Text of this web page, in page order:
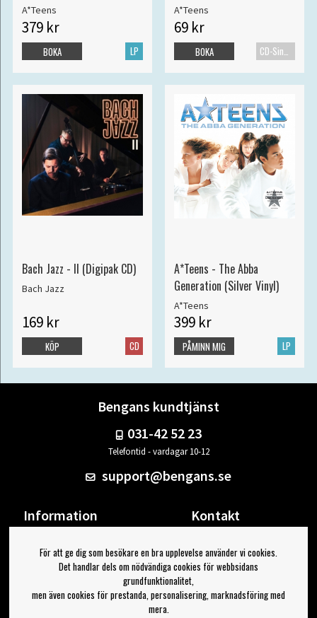
A*Teens
379 kr
LP
BOKA
A*Teens
69 kr
BOKA
Bach Jazz - II (Digipak CD)
Bach Jazz
169 kr
CD
KÖP
A*Teens - The Abba
Generation (Silver Vinyl)
A*Teens
399 kr
LP
PÅMINN MIG
Bengans kundtjänst
031-42 52 23
Telefontid - vardagar 10-12
support@bengans.se
Information
Om Bengans
FAQ / Köp- & Leveransvillkor
Kontakt
Din sida
Logga ut
Jag vill ha tips från Bengans
För att ge dig som besökare en bra upplevelse använder vi cookies.
Det handlar dels om nödvändiga cookies för webbsidans
grundfunktionalitet,
men även cookies för prestanda, personalisering, marknadsföring med
mera.